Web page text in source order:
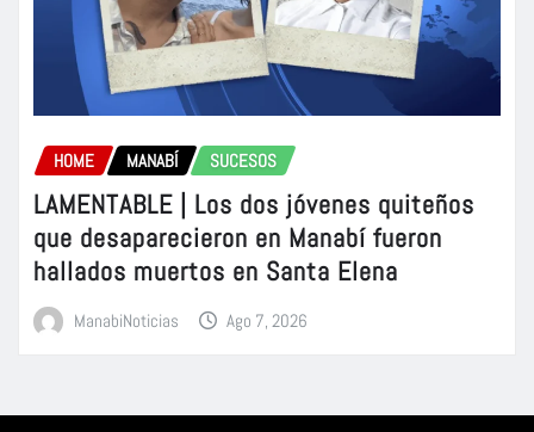
HOME MANABÍ SUCESOS
LAMENTABLE | Los dos jóvenes quiteños
que desaparecieron en Manabí fueron
hallados muertos en Santa Elena
ManabiNoticias Ago 7, 2026